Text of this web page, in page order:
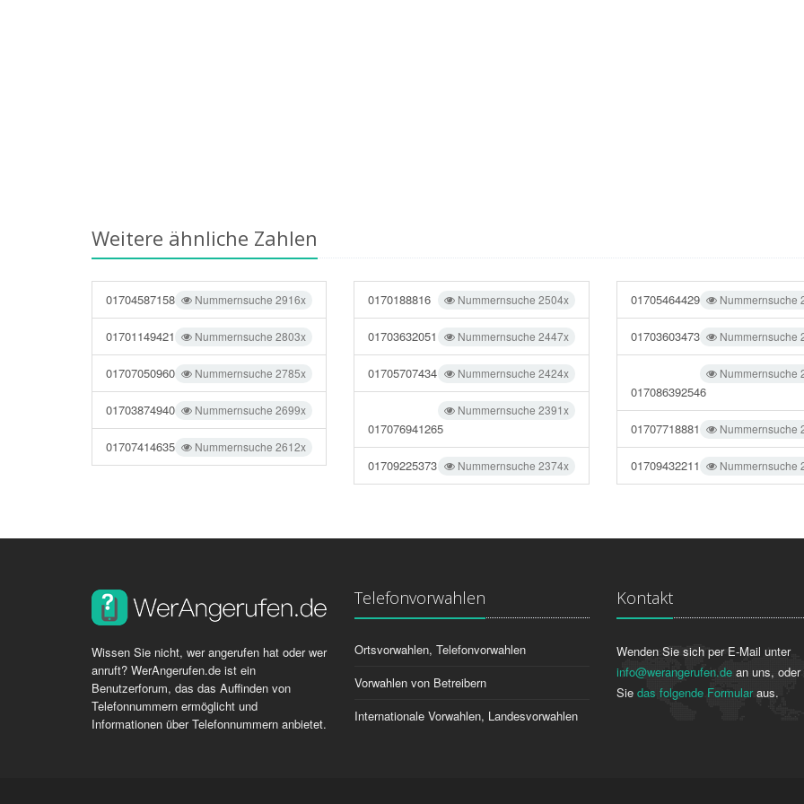
Weitere ähnliche Zahlen
Nummernsuche 2916x
01704587158
Nummernsuche 2803x
01701149421
Nummernsuche 2785x
01707050960
Nummernsuche 2699x
01703874940
Nummernsuche 2612x
01707414635
Nummernsuche 2504x
0170188816
Nummernsuche 2447x
01703632051
Nummernsuche 2424x
01705707434
Nummernsuche 2391x
017076941265
Nummernsuche 2374x
01709225373
Nummernsuche
01705464429
Nummernsuche
01703603473
Nummernsuche
017086392546
Nummernsuche
01707718881
Nummernsuche
01709432211
Wissen Sie nicht, wer angerufen hat oder wer
anruft? WerAngerufen.de ist ein
Benutzerforum, das das Auffinden von
Telefonnummern ermöglicht und
Informationen über Telefonnummern anbietet.
Telefonvorwahlen
Ortsvorwahlen, Telefonvorwahlen
Vorwahlen von Betreibern
Internationale Vorwahlen, Landesvorwahlen
Kontakt
Wenden Sie sich per E-Mail unter
info@werangerufen.de an uns, oder
Sie das folgende Formularaus.